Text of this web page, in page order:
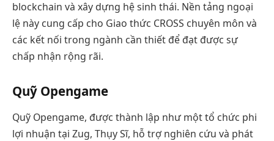
blockchain và xây dựng hệ sinh thái. Nền tảng ngoại
lệ này cung cấp cho Giao thức CROSS chuyên môn và
các kết nối trong ngành cần thiết để đạt được sự
chấp nhận rộng rãi.
Quỹ Opengame
Quỹ Opengame, được thành lập như một tổ chức phi
lợi nhuận tại Zug, Thụy Sĩ, hỗ trợ nghiên cứu và phát